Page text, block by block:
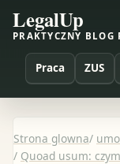
LegalUp
PRAKTYCZNY BLOG
Praca ZUS
Strona glowna/
/ Quoad usum: